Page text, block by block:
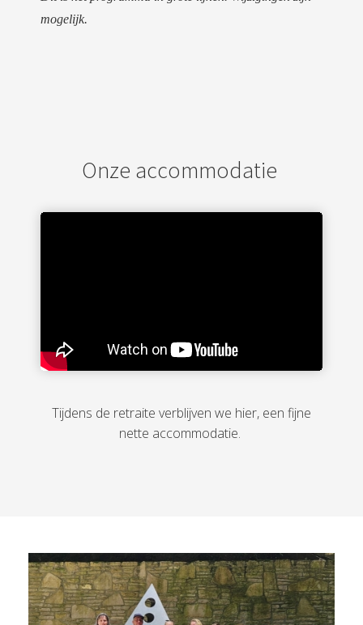
mogelijk.
Onze accommodatie
Tijdens de retraite verblijven we hier, een fijne
nette accommodatie.